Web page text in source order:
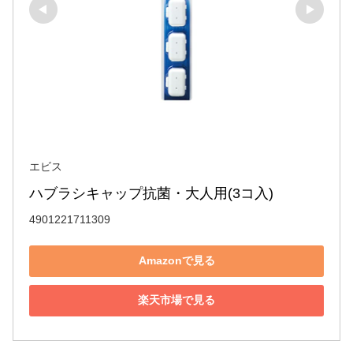
エビス
ハブラシキャップ抗菌・大人用(3コ入)
4901221711309
Amazonで見る
楽天市場で見る